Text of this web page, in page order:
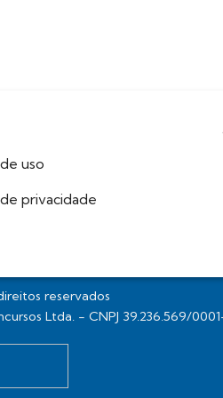
uso
privacidade
reservados
Ltda. - CNPJ 39.236.569/